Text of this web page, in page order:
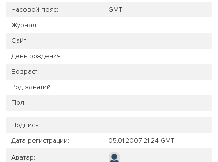
Часовой пояс:
GMT
Журнал:
Сайт:
День рождения:
Возраст:
Род занятий:
Пол:
Подпись:
Дата регистрации:
05.01.2007 21:24 GMT
Аватар: